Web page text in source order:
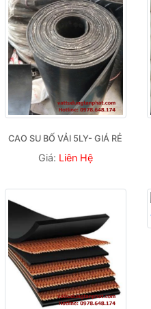
CAO SU BỐ VẢI 5LY- GIÁ RẺ
Giá: Liên Hệ